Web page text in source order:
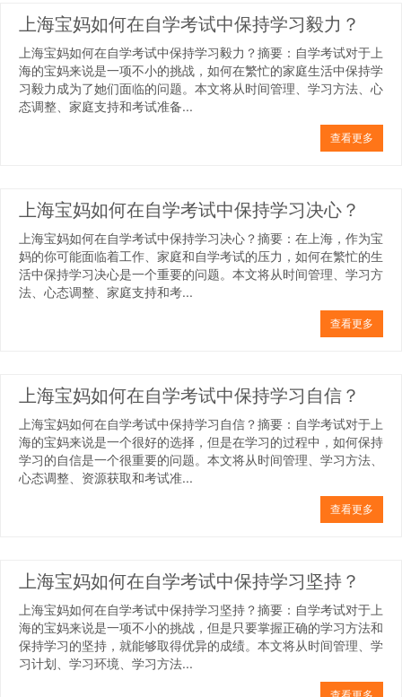
上海宝妈如何在自学考试中保持学习毅力？
上海宝妈如何在自学考试中保持学习毅力？摘要：自学考试对于上
海的宝妈来说是一项不小的挑战，如何在繁忙的家庭生活中保持学
习毅力成为了她们面临的问题。本文将从时间管理、学习方法、心
态调整、家庭支持和考试准备...
查看更多
上海宝妈如何在自学考试中保持学习决心？
上海宝妈如何在自学考试中保持学习决心？摘要：在上海，作为宝
妈的你可能面临着工作、家庭和自学考试的压力，如何在繁忙的生
活中保持学习决心是一个重要的问题。本文将从时间管理、学习方
法、心态调整、家庭支持和考...
查看更多
上海宝妈如何在自学考试中保持学习自信？
上海宝妈如何在自学考试中保持学习自信？摘要：自学考试对于上
海的宝妈来说是一个很好的选择，但是在学习的过程中，如何保持
学习的自信是一个很重要的问题。本文将从时间管理、学习方法、
心态调整、资源获取和考试准...
查看更多
上海宝妈如何在自学考试中保持学习坚持？
上海宝妈如何在自学考试中保持学习坚持？摘要：自学考试对于上
海的宝妈来说是一项不小的挑战，但是只要掌握正确的学习方法和
保持学习的坚持，就能够取得优异的成绩。本文将从时间管理、学
习计划、学习环境、学习方法...